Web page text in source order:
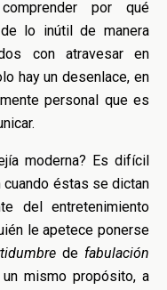
por qué
lo inútil de manera
con atravesar en
hay un desenlace, en
personal que es
moderna? Es difícil
éstas se dictan
del entretenimiento
le apetece ponerse
de fabulación
mismo propósito, a